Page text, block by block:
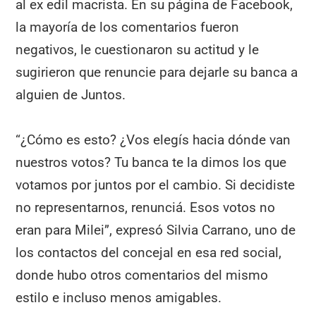
al ex edil macrista. En su página de Facebook,
la mayoría de los comentarios fueron
negativos, le cuestionaron su actitud y le
sugirieron que renuncie para dejarle su banca a
alguien de Juntos.
“¿Cómo es esto? ¿Vos elegís hacia dónde van
nuestros votos? Tu banca te la dimos los que
votamos por juntos por el cambio. Si decidiste
no representarnos, renunciá. Esos votos no
eran para Milei”, expresó Silvia Carrano, uno de
los contactos del concejal en esa red social,
donde hubo otros comentarios del mismo
estilo e incluso menos amigables.